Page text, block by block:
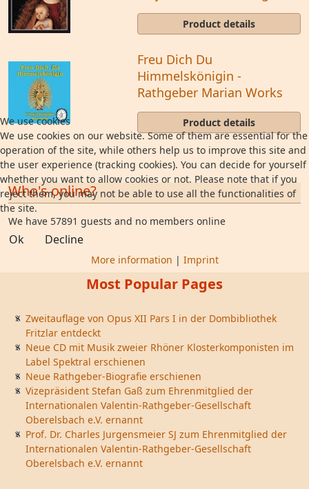
Product details
Freu Dich Du
Himmelskönigin -
Rathgeber Marian Works
Product details
Who's online?
We have 57891 guests and no members online
Most Popular Pages
Zweitauflage von Opus XII Pars I in der Dombibliothek
Fritzlar entdeckt
Neue CD mit Musik zweier Rhöner Klosterkomponisten im
Label Spektral erschienen
Neue Rathgeber-Biografie erschienen
Vizepräsident Stefan Gaß zum Ehrenmitglied der
Internationalen Valentin-Rathgeber-Gesellschaft
Oberelsbach e.V. ernannt
Prof. Dr. Charles Jurgensmeier SJ zum Ehrenmitglied der
Internationalen Valentin-Rathgeber-Gesellschaft
Oberelsbach e.V. ernannt
We use cookies
We use cookies on our website. Some of them are essential for the
operation of the site, while others help us to improve this site and
the user experience (tracking cookies). You can decide for yourself
whether you want to allow cookies or not. Please note that if you
reject them, you may not be able to use all the functionalities of
the site.
Ok Decline
More information | Imprint